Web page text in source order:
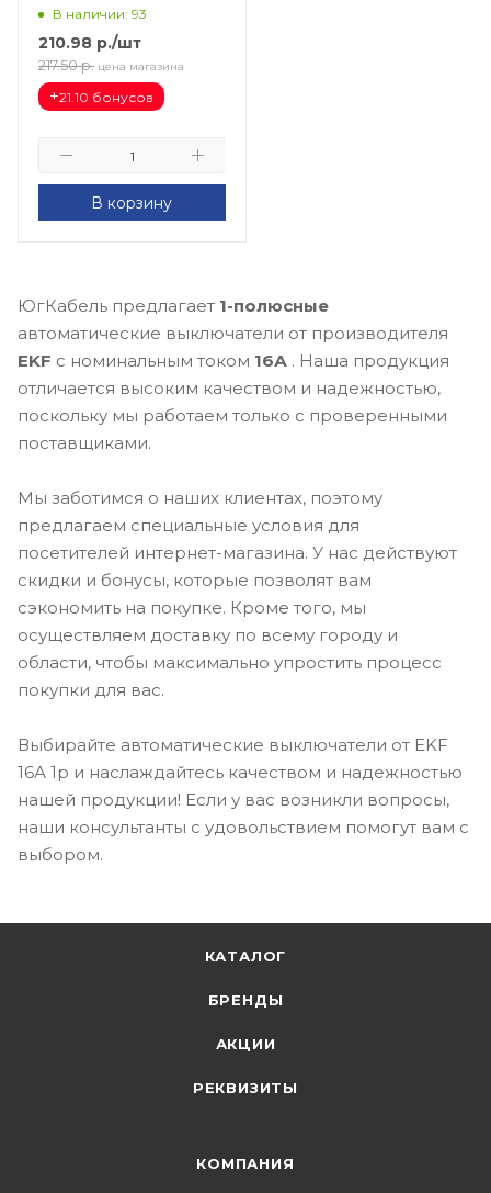
В наличии: 93
210.98 р./шт
217.50 р. цена магазина
+21.10 бонусов
В корзину
ЮгКабель предлагает 1-полюсные
автоматические выключатели от производителя
EKF с номинальным током 16А . Наша продукция
отличается высоким качеством и надежностью,
поскольку мы работаем только с проверенными
поставщиками.
Мы заботимся о наших клиентах, поэтому
предлагаем специальные условия для
посетителей интернет-магазина. У нас действуют
скидки и бонусы, которые позволят вам
сэкономить на покупке. Кроме того, мы
осуществляем доставку по всему городу и
области, чтобы максимально упростить процесс
покупки для вас.
Выбирайте автоматические выключатели от EKF
16А 1p и наслаждайтесь качеством и надежностью
нашей продукции! Если у вас возникли вопросы,
наши консультанты с удовольствием помогут вам с
выбором.
КАТАЛОГ
БРЕНДЫ
АКЦИИ
РЕКВИЗИТЫ
КОМПАНИЯ